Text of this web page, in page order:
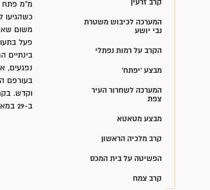
קרב זרעין
המערכה לכיבוש משטרת
נבי יושע
הקרב על רמות נפתלי
מבצע 'יפתח'
המערכה לשחרור העיר
צפת
מבצע מטאטא
קרב מלכיה הראשון
הפשיטה על בית המכס
קרב צמח
מ"מ פתח
כשהגיעו
משום
פעל
בינתיים
נפגעים,
בעורפם
וקדש.
ב-29 במאי 1948 ויצחק טולידנו נפטר ב-3 ביוני 1948 ונקבר בצפת.